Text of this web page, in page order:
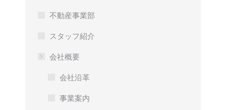
不動産事業部
スタッフ紹介
会社概要
会社沿革
事業案内